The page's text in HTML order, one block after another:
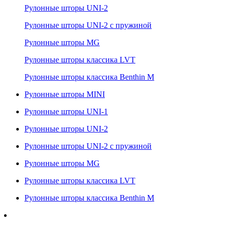
Рулонные шторы UNI-2
Рулонные шторы UNI-2 с пружиной
Рулонные шторы MG
Рулонные шторы классика LVT
Рулонные шторы классика Benthin M
Рулонные шторы MINI
Рулонные шторы UNI-1
Рулонные шторы UNI-2
Рулонные шторы UNI-2 с пружиной
Рулонные шторы MG
Рулонные шторы классика LVT
Рулонные шторы классика Benthin M